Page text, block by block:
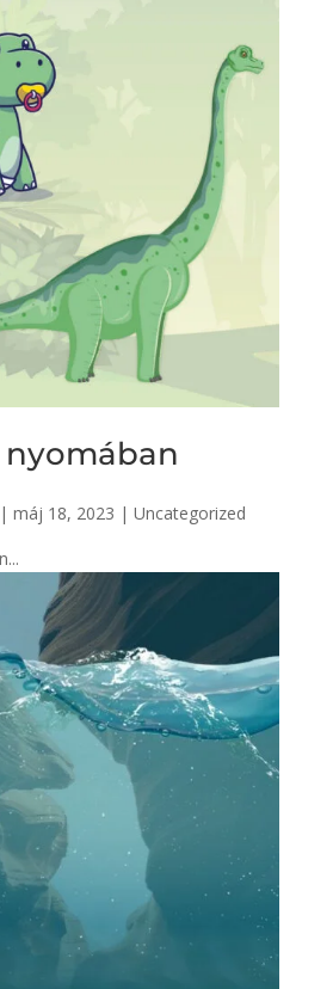
máj 18, 2023 | Uncategorized